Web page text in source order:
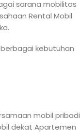
sarana mobilitas
Rental Mobil
kebutuhan
mobil pribadi
dekat Apartemen